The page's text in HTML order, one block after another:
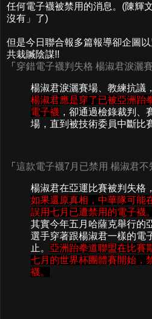
任何電子襪被禁用的消息。(陳輝
沒有」了)
但是今日聯合報多篇報導卻企圖
共栽贓陰謀!!
「 穿錯電子襪判失格 楊淑君淚灑
楊淑君淚灑賽場、教練抗議
楊淑君應是穿了已被亞洲跆
電子襪 ，卻通過檢錄裁判、
場，直到被技術委員中斷比
「 這款電子襪7月已禁用 楊淑君不
楊淑君在亞運比賽被判失格
如果還原真相，中華隊可能
誤用七月已遭禁用的電子襪。
其實今年五月哈薩克舉行的
選手穿著跟楊淑君一樣的電
止。 亞洲跆拳道聯盟在比賽
七月的世界杯團體賽開始，
襪。